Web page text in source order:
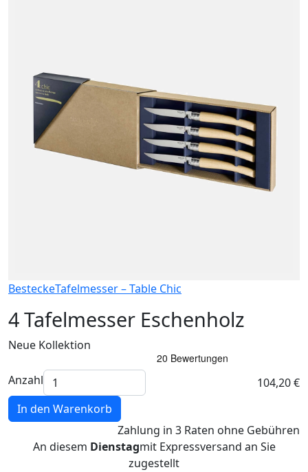
BesteckeTafelmesser – Table Chic
4 Tafelmesser Eschenholz
Neue Kollektion
Anzahl
104,20 €
In den Warenkorb
Zahlung in 3 Raten ohne Gebühren
An diesem Dienstagmit Expressversand an Sie
zugestellt